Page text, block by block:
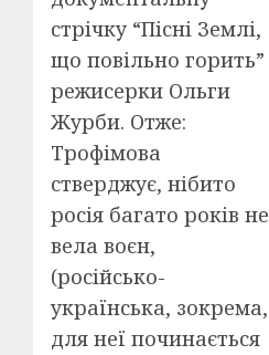
стрічку “Пісні Землі,
що повільно горить”
режисерки Ольги
Журби. Отже:
Трофімова
стверджує, нібито
росія багато років не
вела воєн,
(російсько-
українська, зокрема,
для неї починається